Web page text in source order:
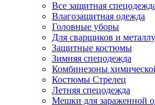
Все защитная
Влагозащитная одежда
Головные уборы
Для сварщиков и
Защитные костюмы
Зимняя спецодежда
Комбинезоны
Костюмы Стрелец
Летняя спецодежда
Мешки для зараженной